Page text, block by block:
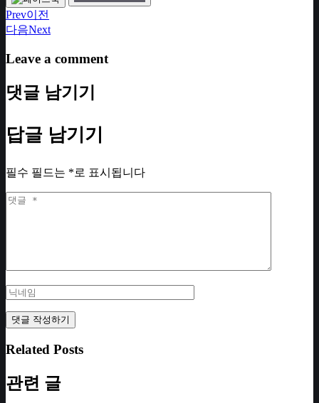
Prev이전
다음Next
Leave a comment
댓글 남기기
답글 남기기
필수 필드는 *로 표시됩니다
Related Posts
관련 글